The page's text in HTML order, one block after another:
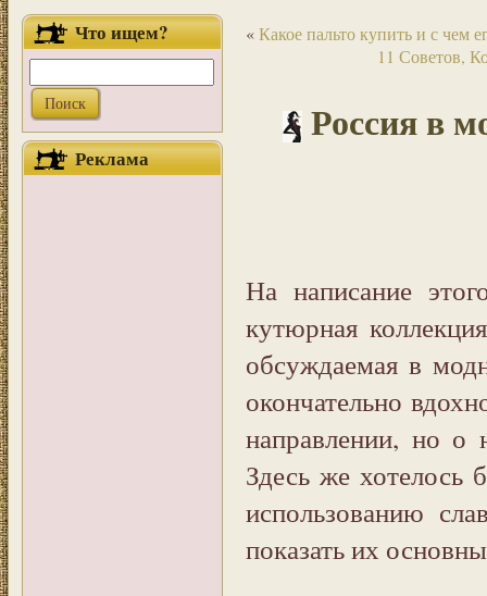
Что ищем?
Реклама
«Какое пальто купить и с чем
11 Советов,
Россия в
На написание
кутюрная
обсуждаемая в
окончательно
направлении, но о
Здесь же хотелось
использованию
показать их